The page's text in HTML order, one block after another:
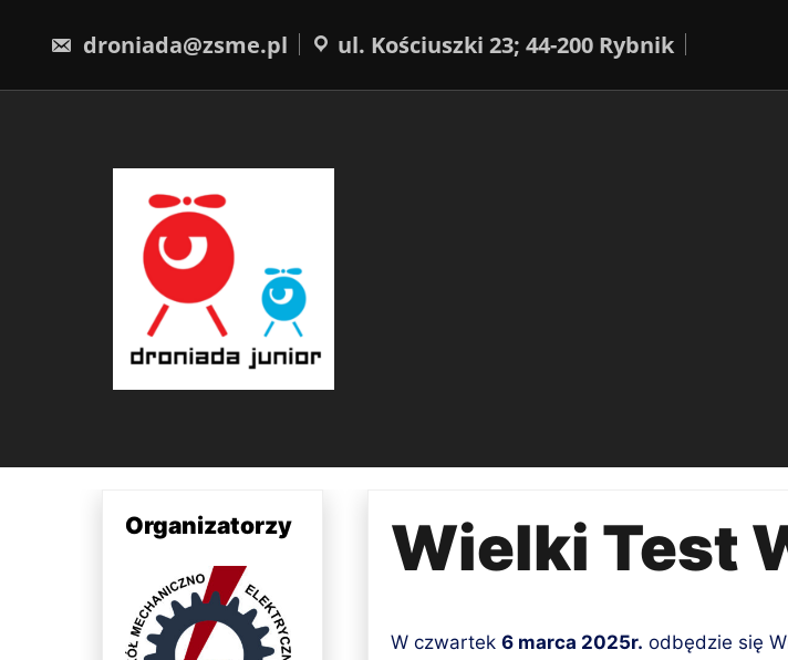
content
droniada@zsme.pl ul. Kościuszki 23; 44-200 Rybnik
Wielki Test
W czwartek 6 marca 2025r. odbędzie się
Organizatorzy